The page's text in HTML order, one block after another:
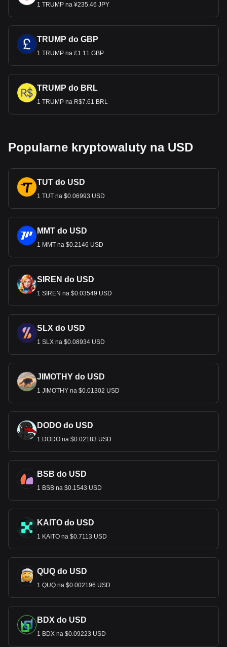
1 TRUMP na ¥235.46 JPY
TRUMP do GBP
1 TRUMP na £1.11 GBP
TRUMP do BRL
1 TRUMP na R$7.61 BRL
Popularne kryptowaluty na USD
TUT do USD
1 TUT na $0.06993 USD
MMT do USD
1 MMT na $0.2146 USD
SIREN do USD
1 SIREN na $0.03549 USD
SLX do USD
1 SLX na $0.08934 USD
JIMOTHY do USD
1 JIMOTHY na $0.01302 USD
DODO do USD
1 DODO na $0.02183 USD
BSB do USD
1 BSB na $0.1543 USD
KAITO do USD
1 KAITO na $0.7113 USD
QUQ do USD
1 QUQ na $0.002196 USD
BDX do USD
1 BDX na $0.09223 USD